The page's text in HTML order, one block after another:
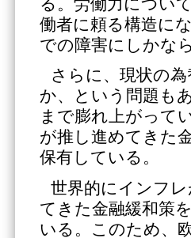
働者に頼る構造に
での障害にしかな
さらに、現状の
か、という問題も
まで膨れ上がって
が推し進めてきた
保有している。
世界的にインフ
てきた金融緩和策
いる。このため、